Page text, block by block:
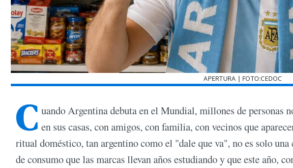
APERTURA | FOTO:CEDOC
C uando Argentina debuta en el Mundial, millones de personas
en sus casas, con amigos, con familia, con vecinos que
ritual doméstico, tan argentino como el "dale que va", no es solo
de consumo que las marcas llevan años estudiando y que este año,